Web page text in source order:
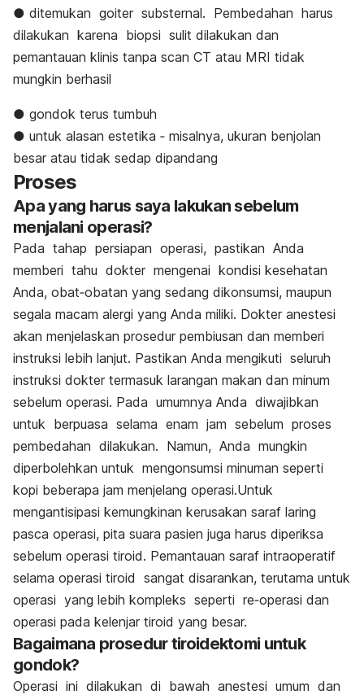
● ditemukan goiter substernal. Pembedahan harus
dilakukan karena biopsi sulit dilakukan dan
pemantauan klinis tanpa scan CT atau MRI tidak
mungkin berhasil
● gondok terus tumbuh
● untuk alasan estetika ‐ misalnya, ukuran benjolan
besar atau tidak sedap dipandang
Proses
Apa yang harus saya lakukan sebelum
menjalani operasi?
Pada tahap persiapan operasi, pastikan Anda
memberi tahu dokter mengenai kondisi kesehatan
Anda, obat‐obatan yang sedang dikonsumsi, maupun
segala macam alergi yang Anda miliki. Dokter anestesi
akan menjelaskan prosedur pembiusan dan memberi
instruksi lebih lanjut. Pastikan Anda mengikuti seluruh
instruksi dokter termasuk larangan makan dan minum
sebelum operasi. Pada umumnya Anda diwajibkan
untuk berpuasa selama enam jam sebelum proses
pembedahan dilakukan. Namun, Anda mungkin
diperbolehkan untuk mengonsumsi minuman seperti
kopi beberapa jam menjelang operasi.Untuk
mengantisipasi kemungkinan kerusakan saraf laring
pasca operasi, pita suara pasien juga harus diperiksa
sebelum operasi tiroid. Pemantauan saraf intraoperatif
selama operasi tiroid sangat disarankan, terutama untuk
operasi yang lebih kompleks seperti re‐operasi dan
operasi pada kelenjar tiroid yang besar.
Bagaimana prosedur tiroidektomi untuk
gondok?
Operasi ini dilakukan di bawah anestesi umum dan